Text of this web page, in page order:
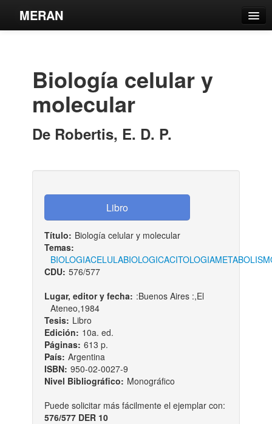
MERAN
Estantes Virtuales
Biología celular y
molecular
De Robertis, E. D. P.
Título: Biología celular y molecular
Temas:
BIOLOGIACELULABIOLOGICACITOLOGIA
CDU: 576/577
Lugar, editor y fecha: :Buenos Aires :,El
Ateneo,1984
Tesis: Libro
Edición: 10a. ed.
Páginas: 613 p.
País: Argentina
ISBN: 950-02-0027-9
Nivel Bibliográfico: Monográfico
Puede solicitar más fácilmente el ejemplar con:
576/577 DER 10